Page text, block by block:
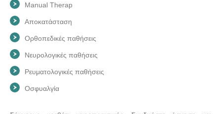
PHYSIO ΚΑΙΝΟΥΡΓΙΟΣ ΑΘΑΝΑΣΙΟΣ - doctors4u.gr
ΦΥΣΙΚΟΘΕΡΑΠΕΥΤΗΣ | ΝΕΑ ΙΩΝΙΑ ΑΤΤΙΚΗ | NEW
PHYSIO ΚΑΙΝΟΥΡΓΙΟΣ ΑΘΑΝΑΣΙΟΣ - doctors4u.gr
ΦΥΣΙΚΟΘΕΡΑΠΕΥΤΗΣ | ΝΕΑ ΙΩΝΙΑ ΑΤΤΙΚΗ | NEW
PHYSIO ΚΑΙΝΟΥΡΓΙΟΣ ΑΘΑΝΑΣΙΟΣ - doctors4u.gr
Manual Therap
Αποκατάσταση
Ορθοπεδικές παθήσεις
Νευρολογικές παθήσεις
Ρευματολογικές παθήσεις
Οσφυαλγία